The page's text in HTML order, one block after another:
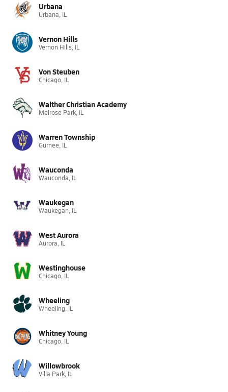
Urbana
Urbana, IL
Vernon Hills
Vernon Hills, IL
Von Steuben
Chicago, IL
Walther Christian Academy
Melrose Park, IL
Warren Township
Gurnee, IL
Wauconda
Wauconda, IL
Waukegan
Waukegan, IL
West Aurora
Aurora, IL
Westinghouse
Chicago, IL
Wheeling
Wheeling, IL
Whitney Young
Chicago, IL
Willowbrook
Villa Park, IL